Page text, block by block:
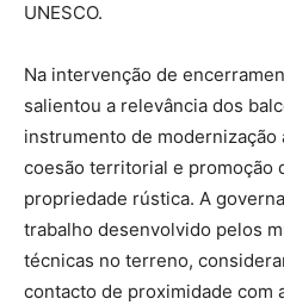
UNESCO.
Na intervenção de
salientou a relevância dos
instrumento de
coesão territorial e promoção
propriedade rústica. A
trabalho desenvolvido pelos
técnicas no terreno,
contacto de proximidade com